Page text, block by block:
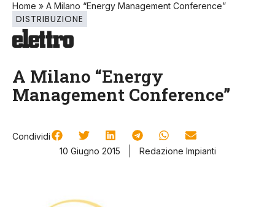
Home » A Milano “Energy Management Conference”
DISTRIBUZIONE
A Milano “Energy
Management Conference”
Condividi
10 Giugno 2015
Redazione Impianti